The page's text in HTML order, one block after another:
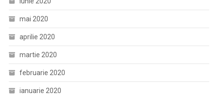
mai 2020
aprilie 2020
martie 2020
februarie 2020
ianuarie 2020